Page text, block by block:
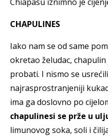
CHAPULINES
Iako nam se od same
okretao želudac,
probati. I nismo se
najrasprostranjeniji
ima ga doslovno po
chapulinesi se prže u
limunovog soka, soli i